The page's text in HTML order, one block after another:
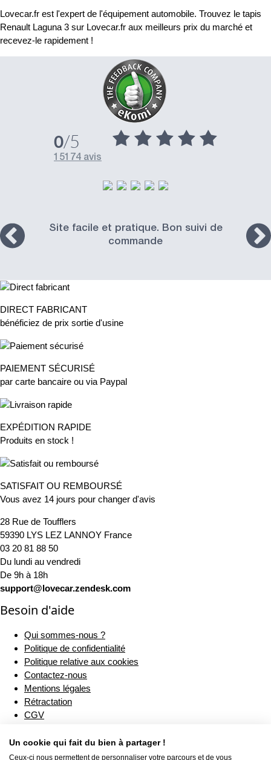
Lovecar.fr est l'expert de l'équipement automobile. Trouvez le tapis
Renault Laguna 3 sur Lovecar.fr aux meilleurs prix du marché et
recevez-le rapidement !
0/5
15174 avis
Site facile et pratique. Bon suivi de
commande
DIRECT FABRICANT
bénéficiez de prix sortie d'usine
PAIEMENT SÉCURISÉ
par carte bancaire ou via Paypal
EXPÉDITION RAPIDE
Produits en stock !
SATISFAIT OU REMBOURSÉ
Vous avez 14 jours pour changer d'avis
28 Rue de Toufflers
59390 LYS LEZ LANNOY France
03 20 81 88 50
Du lundi au vendredi
De 9h à 18h
support@lovecar.zendesk.com
Besoin d'aide
Qui sommes-nous ?
Politique de confidentialité
Politique relative aux cookies
Contactez-nous
Mentions légales
Rétractation
CGV
Nos engagements
Règlement sur la sécurité générale des produits (RSGP)
Un cookie qui fait du bien à partager !
Ceux-ci nous permettent de personnaliser votre parcours et de vous